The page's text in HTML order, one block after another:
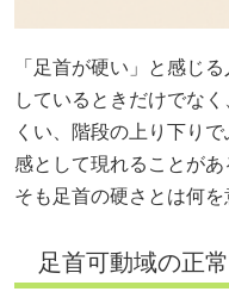
「足首が硬い」と感じ
しているときだけでな
くい、階段の上り下り
感として現れることが
そも足首の硬さとは何を
足首可動域の正